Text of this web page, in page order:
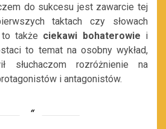
do sukcesu jest zawarcie tej
taktach czy słowach
także ciekawi bohaterowie i
to temat na osobny wykład,
słuchaczom rozróżnienie na
i antagonistów.